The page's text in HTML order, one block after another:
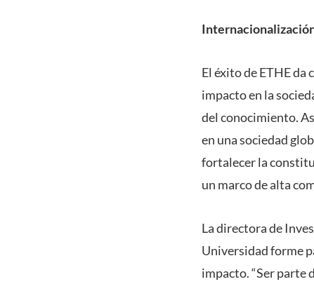
El éxito de ETHE
impacto en la
del conocimiento.
en una sociedad
fortalecer la
un marco de alta
La directora de
Universidad forme
impacto. “Ser parte